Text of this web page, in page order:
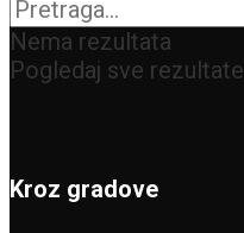
Nema rezultata
Pogledaj sve rezultate
Kroz gradove